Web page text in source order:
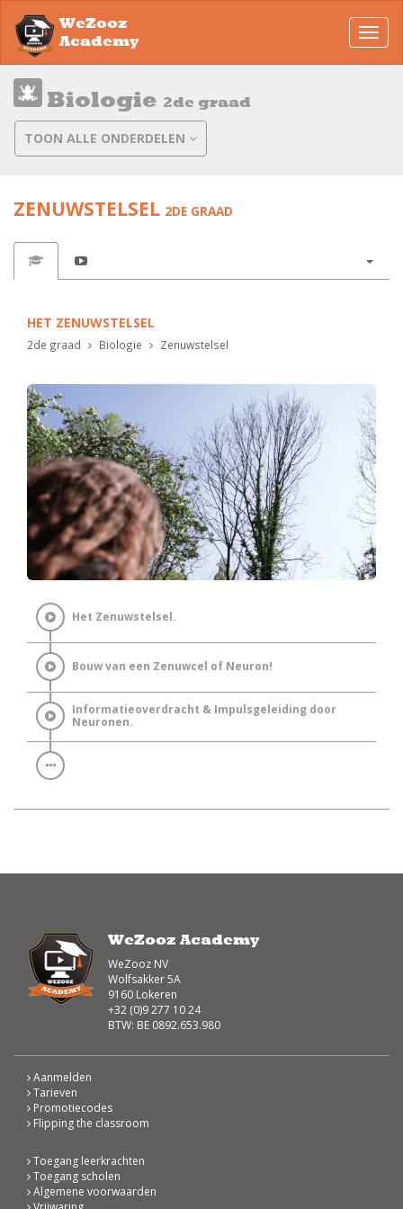
WeZooz
Academy
Biologie 2de graad
TOON ALLE ONDERDELEN
ZENUWSTELSEL 2DE GRAAD
HET ZENUWSTELSEL
2de graad Biologie Zenuwstelsel
Het Zenuwstelsel.
Bouw van een Zenuwcel of Neuron!
Informatieoverdracht & Impulsgeleiding door
Neuronen.
WeZooz Academy
WeZooz NV
Wolfsakker 5A
9160 Lokeren
+32 (0)9 277 10 24
BTW: BE 0892.653.980
Aanmelden
Tarieven
Promotiecodes
Flipping the classroom
Toegang leerkrachten
Toegang scholen
Algemene voorwaarden